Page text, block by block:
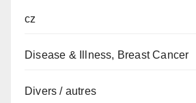
cz
Disease & Illness, Breast Cancer
Divers / autres